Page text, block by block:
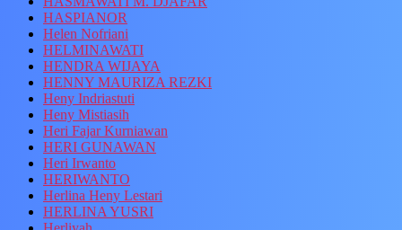
HASPIANOR
Helen Nofriani
HELMINAWATI
HENDRA WIJAYA
HENNY MAURIZA REZKI
Heny Indriastuti
Heny Mistiasih
Heri Fajar Kurniawan
HERI GUNAWAN
Heri Irwanto
HERIWANTO
Herlina Heny Lestari
HERLINA YUSRI